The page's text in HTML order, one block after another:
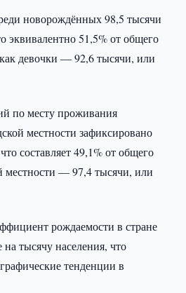
новорождённых 98,5 тысячи
эквивалентно 51,5% от общего
девочки — 92,6 тысячи, или
по месту проживания
местности зафиксировано
составляет 49,1% от общего
местности — 97,4 тысячи, или
рождаемости в стране
тысячу населения, что
тенденции в